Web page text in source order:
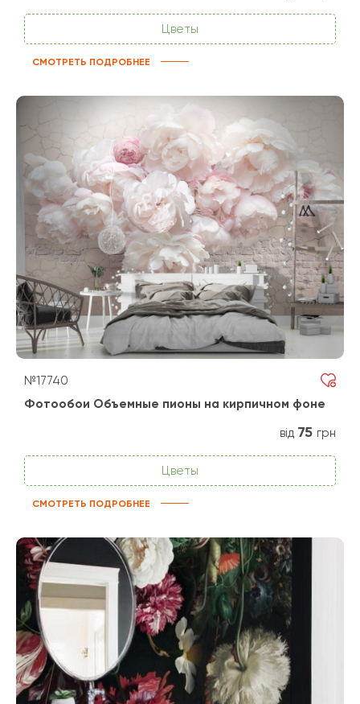
Цветы
СМОТРЕТЬ ПОДРОБНЕЕ
№17740
Фотообои Объемные пионы на кирпичном фоне
від 75 грн
Цветы
СМОТРЕТЬ ПОДРОБНЕЕ